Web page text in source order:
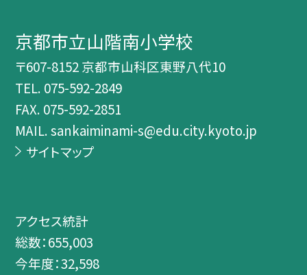
京都市立山階南小学校
〒607-8152 京都市山科区東野八代10
TEL. 075-592-2849
FAX. 075-592-2851
MAIL. sankaiminami-s@edu.city.kyoto.jp
サイトマップ
アクセス統計
総数：655,003
今年度：32,598